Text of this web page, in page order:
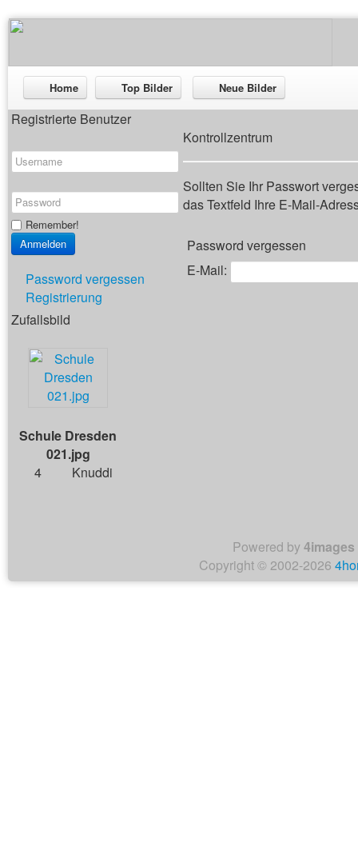
Home Top Bilder Neue Bilder
Registrierte Benutzer
Remember!
Password vergessen
Registrierung
Zufallsbild
Schule Dresden
021.jpg
4
Knuddi
Kontrollzentrum
Sollten Sie Ihr Passwort
das Textfeld Ihre E-Mail-
Password vergessen
E-Mail:
Powered by4images
Copyright © 2002-2026